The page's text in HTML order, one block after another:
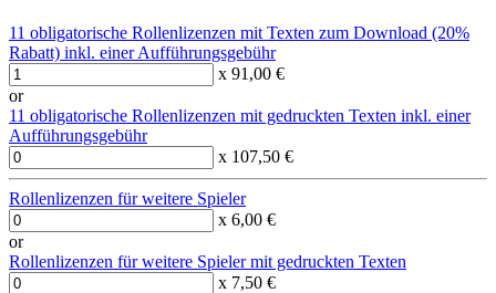
11 obligatorische Rollenlizenzen mit Texten zum Download (20%
Rabatt) inkl. einer Aufführungsgebühr
x 91,00 €
or
11 obligatorische Rollenlizenzen mit gedruckten Texten inkl. einer
Aufführungsgebühr
x 107,50 €
Rollenlizenzen für weitere Spieler
x 6,00 €
or
Rollenlizenzen für weitere Spieler mit gedruckten Texten
x 7,50 €